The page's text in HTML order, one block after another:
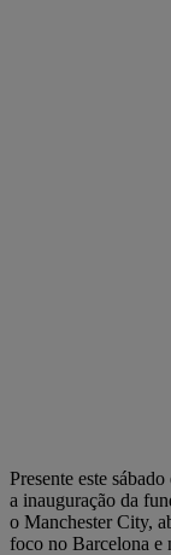
Presente este
a inauguração da
o Manchester City,
foco no Barcelona e